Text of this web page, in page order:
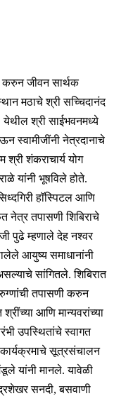
करुन जीवन सार्थक
मठाचे श्री सच्चिदानंद
येथील श्री साईभवनमध्ये
स्वामीजींनी नेत्रदानाचे
शंकराचार्य योग
यांनी भूषविले होते.
हाॅस्पिटल आणि
नेत्र तपासणी शिबिराचे
पुढे म्हणाले देह नश्वर
आयुष्य समाधानांनी
सांगितले. शिबिरात
तपासणी करुन
आणि मान्यवरांच्या
उपस्थितांचे स्वागत
कार्यक्रमाचे सूत्रसंचालन
यांनी मानले. यावेळी
सनदी, बसवाणी